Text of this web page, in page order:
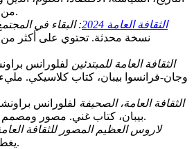
من 100 سؤال للاختبار.
الثقافة العامة 2024
: البقاء في
الثقافة العامة للمبتدئين لفلورانس
وجان-فرانسوا بيبان، كتاب كلاسيكي.
الثقافة العامة، الصحيفة لفلورانس
بيبان، كتاب غني. مصور ومصمم للتعلم أثناء الترفيه.
لاروس العظيم المصور للثقافة
يغطي 11 مجالًا أساسيًا.